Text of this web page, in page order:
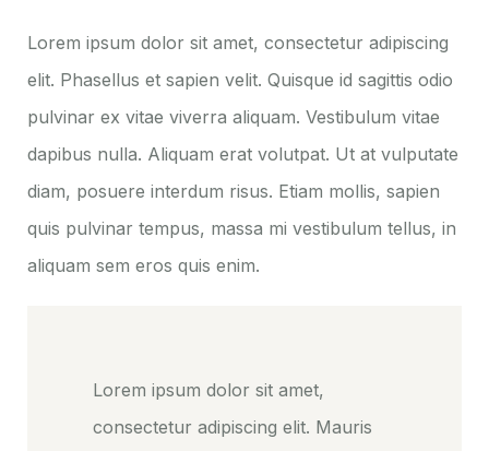
Lorem ipsum dolor sit amet, consectetur adipiscing
elit. Phasellus et sapien velit. Quisque id sagittis odio
pulvinar ex vitae viverra aliquam. Vestibulum vitae
dapibus nulla. Aliquam erat volutpat. Ut at vulputate
diam, posuere interdum risus. Etiam mollis, sapien
quis pulvinar tempus, massa mi vestibulum tellus, in
aliquam sem eros quis enim.
Lorem ipsum dolor sit amet,
consectetur adipiscing elit. Mauris